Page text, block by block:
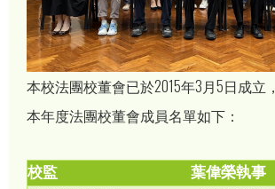
本校法團校董會已於2015年3月5日成立，
本年度法團校董會成員名單如下：
校監 葉偉榮執事